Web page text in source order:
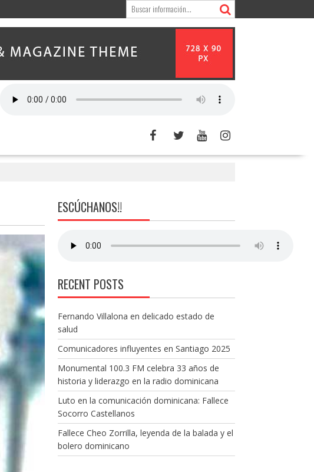
ESCÚCHANOS!!
RECENT POSTS
Fernando Villalona en delicado estado de
salud
Comunicadores influyentes en Santiago 2025
Monumental 100.3 FM celebra 33 años de
historia y liderazgo en la radio dominicana
Luto en la comunicación dominicana: Fallece
Socorro Castellanos
Fallece Cheo Zorrilla, leyenda de la balada y el
bolero dominicano